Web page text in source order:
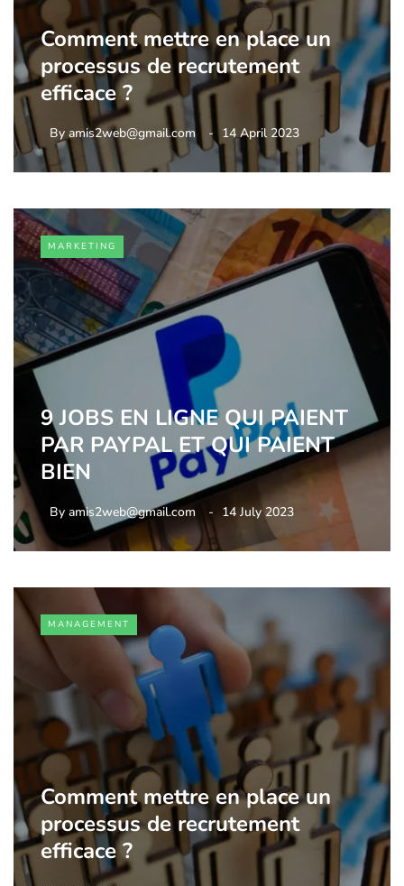
Comment mettre en place un
processus de recrutement
efficace ?
By amis2web@gmail.com 14 April 2023
MARKETING
9 JOBS EN LIGNE QUI PAIENT
PAR PAYPAL ET QUI PAIENT
BIEN
By amis2web@gmail.com 14 July 2023
MANAGEMENT
Comment mettre en place un
processus de recrutement
efficace ?